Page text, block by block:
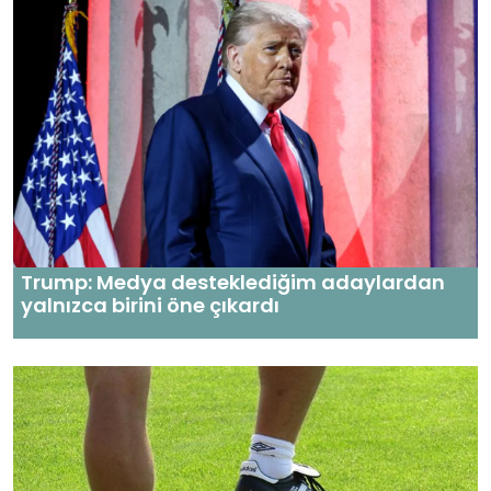
Trump: Medya desteklediğim adaylardan
yalnızca birini öne çıkardı